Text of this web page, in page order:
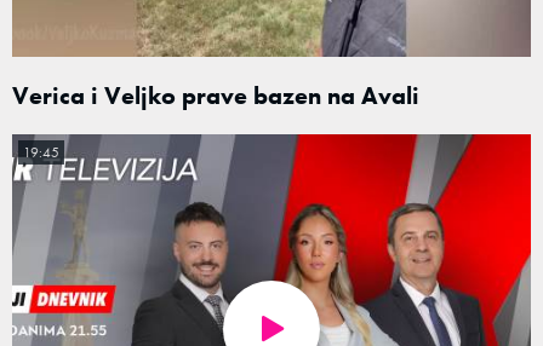
Verica i Veljko prave bazen na Avali
19:45